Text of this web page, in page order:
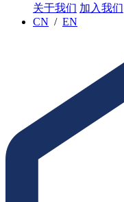
关于我们 加入我们
CN / EN